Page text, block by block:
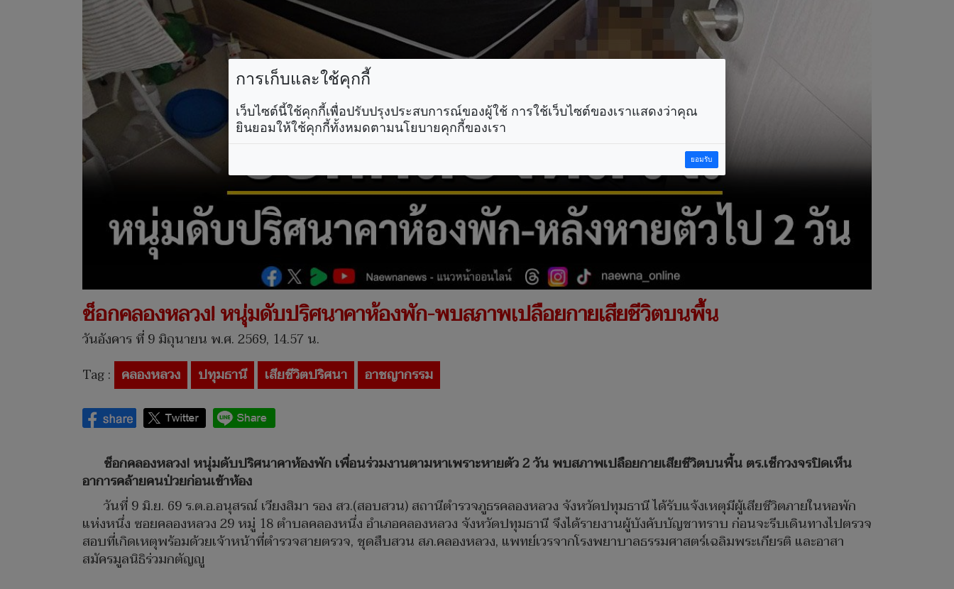
ช็อกคลองหลวง! หนุ่มดับปริศนาคาห้องพัก-พบสภาพเปลือยกายเสียชีวิตบนพื้น
วันอังคาร ที่ 9 มิถุนายน พ.ศ. 2569, 14.57 น.
Tag : คลองหลวง ปทุมธานี เสียชีวิตปริศนา อาชญากรรม
ช็อกคลองหลวง! หนุ่มดับปริศนาคาห้องพัก เพื่อนร่วมงานตามหาเพราะหายตัว 2 วัน พบสภาพเปลือยกายเสียชีวิตบนพื้น ตร.เช็กวงจรปิดเห็น
อาการคล้ายคนป่วยก่อนเข้าห้อง
วันที่ 9 มิ.ย. 69 ร.ต.อ.อนุสรณ์ เวียงสิมา รอง สว.(สอบสวน) สถานีตำรวจภูธรคลองหลวง จังหวัดปทุมธานี ได้รับแจ้งเหตุมีผู้เสียชีวิตภายในหอพัก
แห่งหนึ่ง ซอยคลองหลวง 29 หมู่ 18 ตำบลคลองหนึ่ง อำเภอคลองหลวง จังหวัดปทุมธานี จึงได้รายงานผู้บังคับบัญชาทราบ ก่อนจะรีบเดินทางไปตรวจ
สอบที่เกิดเหตุพร้อมด้วยเจ้าหน้าที่ตำรวจสายตรวจ, ชุดสืบสวน สภ.คลองหลวง, แพทย์เวรจากโรงพยาบาลธรรมศาสตร์เฉลิมพระเกียรติ และอาสา
สมัครมูลนิธิร่วมกตัญญู
การเก็บและใช้คุกกี้
เว็บไซต์นี้ใช้คุกกี้เพื่อปรับปรุงประสบการณ์ของผู้ใช้ การใช้เว็บไซต์ของเราแสดงว่าคุณ
ยินยอมให้ใช้คุกกี้ทั้งหมดตามนโยบายคุกกี้ของเรา
ยอมรับ